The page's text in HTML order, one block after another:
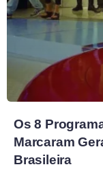
Os 8
Marcaram
Brasileira